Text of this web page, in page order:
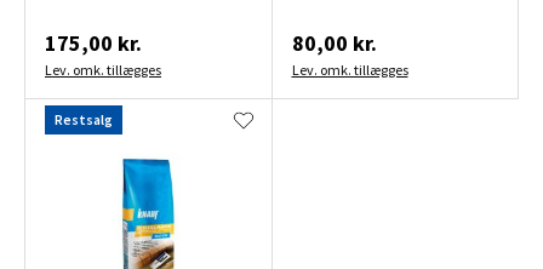
175,00 kr.
Lev. omk. tillægges
80,00 kr.
Lev. omk. tillægges
Restsalg